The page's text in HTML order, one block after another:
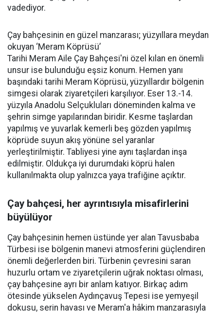
vadediyor.
Çay bahçesinin en güzel manzarası; yüzyıllara meydan
okuyan ‘Meram Köprüsü’
Tarihi Meram Aile Çay Bahçesi'ni özel kılan en önemli
unsur ise bulunduğu eşsiz konum. Hemen yanı
başındaki tarihi Meram Köprüsü, yüzyıllardır bölgenin
simgesi olarak ziyaretçileri karşılıyor. Eser 13.-14.
yüzyıla Anadolu Selçukluları döneminden kalma ve
şehrin simge yapılarından biridir. Kesme taşlardan
yapılmış ve yuvarlak kemerli beş gözden yapılmış
köprüde suyun akış yönüne sel yaranlar
yerleştirilmiştir. Tabliyesi yine aynı taşlardan inşa
edilmiştir. Oldukça iyi durumdaki köprü halen
kullanılmakta olup yalnızca yaya trafiğine açıktır.
Çay bahçesi, her ayrıntısıyla misafirlerini
büyülüyor
Çay bahçesinin hemen üstünde yer alan Tavusbaba
Türbesi ise bölgenin manevi atmosferini güçlendiren
önemli değerlerden biri. Türbenin çevresini saran
huzurlu ortam ve ziyaretçilerin uğrak noktası olması,
çay bahçesine ayrı bir anlam katıyor. Birkaç adım
ötesinde yükselen Aydınçavuş Tepesi ise yemyeşil
dokusu, serin havası ve Meram'a hâkim manzarasıyla